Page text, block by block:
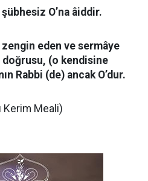
O’na âiddir.
eden ve sermâye
doğrusu, (o kendisine
Rabbi (de) ancak O’dur.
Kerim Meali)